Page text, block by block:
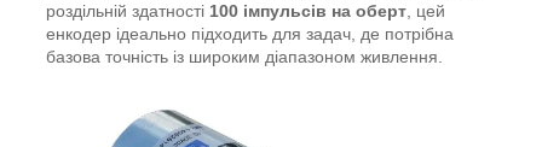
роздільній здатності 100 імпульсів на оберт, цей
енкодер ідеально підходить для задач, де потрібна
базова точність із широким діапазоном живлення.